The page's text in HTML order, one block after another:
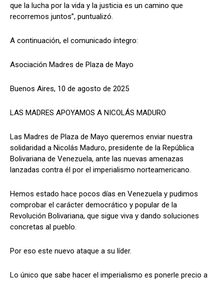
que la lucha por la vida y la justicia es un camino que
recorremos juntos”, puntualizó.
A continuación, el comunicado íntegro:
Asociación Madres de Plaza de Mayo
Buenos Aires, 10 de agosto de 2025
LAS MADRES APOYAMOS A NICOLÁS MADURO
Las Madres de Plaza de Mayo queremos enviar nuestra
solidaridad a Nicolás Maduro, presidente de la República
Bolivariana de Venezuela, ante las nuevas amenazas
lanzadas contra él por el imperialismo norteamericano.
Hemos estado hace pocos días en Venezuela y pudimos
comprobar el carácter democrático y popular de la
Revolución Bolivariana, que sigue viva y dando soluciones
concretas al pueblo.
Por eso este nuevo ataque a su líder.
Lo único que sabe hacer el imperialismo es ponerle precio a